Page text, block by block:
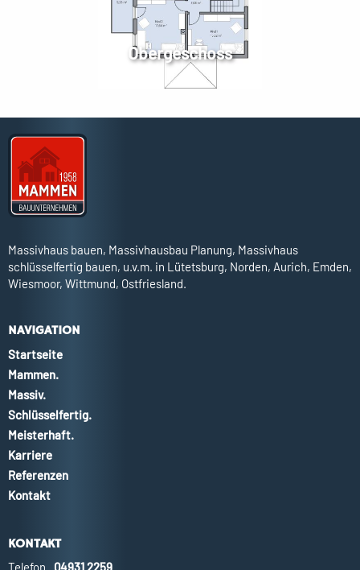
Obergeschoss
Massivhaus bauen, Massivhausbau Planung, Massivhaus
schlüsselfertig bauen, u.v.m. in Lütetsburg, Norden, Aurich, Emden,
Wiesmoor, Wittmund, Ostfriesland.
NAVIGATION
Startseite
Mammen.
Massiv.
Schlüsselfertig.
Meisterhaft.
Karriere
Referenzen
Kontakt
KONTAKT
Telefon 04931 2259